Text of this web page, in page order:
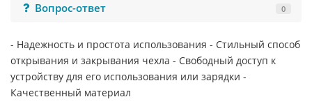
Вопрос-ответ
0
- Надежность и простота использования - Стильный способ
открывания и закрывания чехла - Свободный доступ к
устройству для его использования или зарядки -
Качественный материал